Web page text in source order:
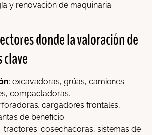
y renovación de maquinaria.
donde la valoración de
: excavadoras, grúas, camiones
compactadoras.
cargadores frontales,
de beneficio.
: tractores, cosechadoras, sistemas de